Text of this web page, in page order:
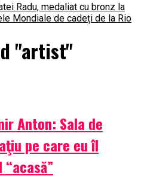
Radu, medaliat cu bronz la
Mondiale de cadeți de la Rio
"artist"
Anton: Sala de
pe care eu îl